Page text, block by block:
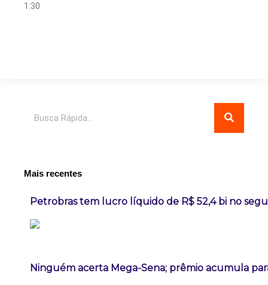
1:30
Mais recentes
Petrobras tem lucro líquido de R$ 52,4 bi no
Ninguém acerta Mega-Sena; prêmio acumula